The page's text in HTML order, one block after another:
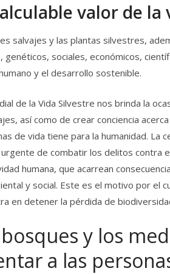
valor de la
salvajes y las plantas silvestres,
genéticos, sociales, económicos,
y el desarrollo sostenible.
de la Vida Silvestre nos brinda la
así como de crear conciencia
de vida tiene para la humanidad. La
de combatir los delitos contra
humana, que acarrean
y social. Este es el motivo por el
en detener la pérdida de
y los
a las